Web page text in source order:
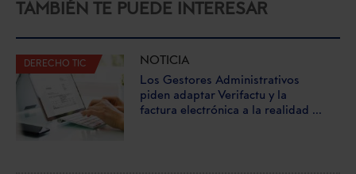
TAMBIÉN TE PUEDE INTERESAR
DERECHO TIC
NOTICIA
Los Gestores Administrativos
piden adaptar Verifactu y la
factura electrónica a la realidad ...